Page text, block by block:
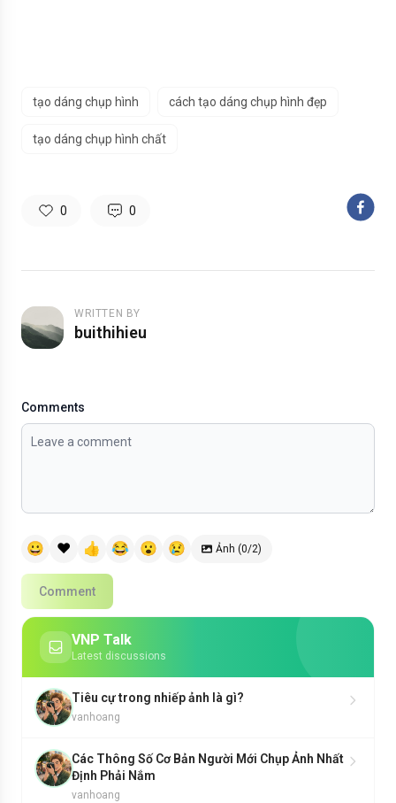
tạo dáng chụp hình cách tạo dáng chụp hình đẹp
tạo dáng chụp hình chất
0 0
WRITTEN BY
buithihieu
Comments
😀 ❤️ 👍 😂 😮 😢 Ảnh (0/2)
Comment
VNP Talk
Latest discussions
Tiêu cự trong nhiếp ảnh là gì?
vanhoang
Các Thông Số Cơ Bản Người Mới Chụp Ảnh Nhất
Định Phải Nắm
vanhoang